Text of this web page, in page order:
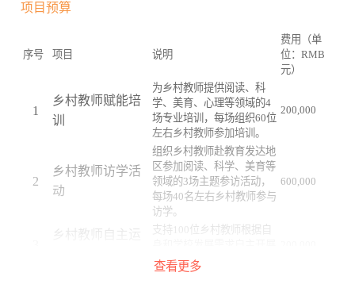
项目预算
序号 项目 说明
费用（单
位：RMB
元）
1
乡村教师赋能培
训
为乡村教师提供阅读、科
学、美育、心理等领域的4
场专业培训，每场组织60位
左右乡村教师参加培训。
200,000
2
乡村教师访学活
动
组织乡村教师赴教育发达地
区参加阅读、科学、美育等
领域的3场主题参访活动，
每场40名左右乡村教师参与
访学。
600,000
支持100位乡村教师根据自
教学活动。
查看更多